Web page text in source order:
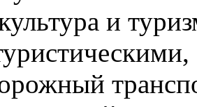
и